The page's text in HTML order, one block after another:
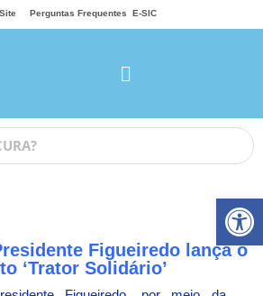
Perguntas Frequentes E-SIC
Figueiredo lança o
‘Trator Solidário’